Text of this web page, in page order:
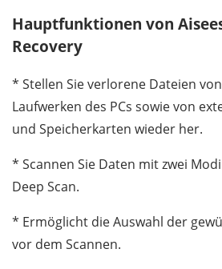
Hauptfunktionen von
Recovery
* Stellen Sie verlorene Dateien
Laufwerken des PCs sowie von
und Speicherkarten wieder her.
* Scannen Sie Daten mit zwei
Deep Scan.
* Ermöglicht die Auswahl der
vor dem Scannen.